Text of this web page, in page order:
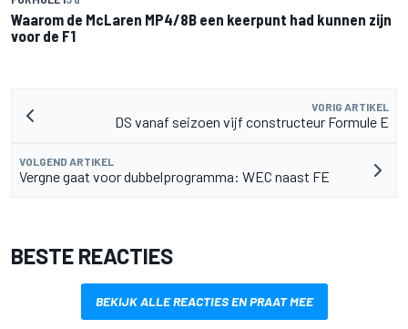
Waarom de McLaren MP4/8B een keerpunt had kunnen zijn
voor de F1
VORIG ARTIKEL
DS vanaf seizoen vijf constructeur Formule E
VOLGEND ARTIKEL
Vergne gaat voor dubbelprogramma: WEC naast FE
BESTE REACTIES
BEKIJK ALLE REACTIES EN PRAAT MEE